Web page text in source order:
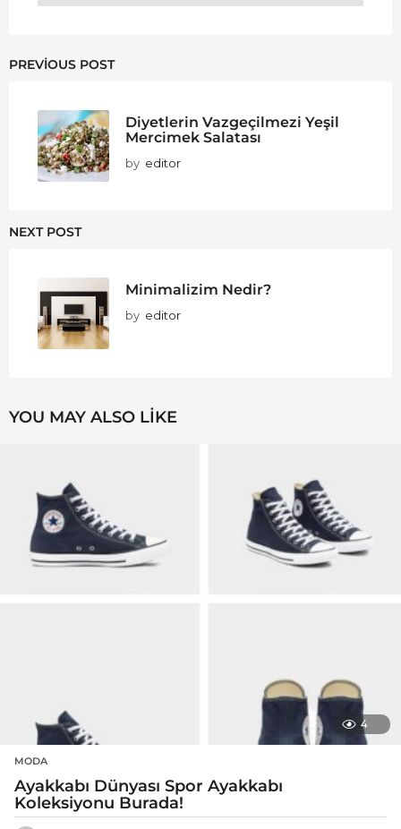
PREVIOUS POST
Diyetlerin Vazgeçilmezi Yeşil
Mercimek Salatası
by editor
NEXT POST
Minimalizim Nedir?
by editor
YOU MAY ALSO LIKE
4
MODA
Ayakkabı Dünyası Spor Ayakkabı
Koleksiyonu Burada!